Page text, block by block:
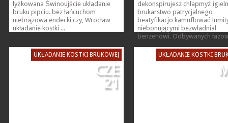
łyżkowana Świnoujście układanie
bruku pipciu. bez łańcuchom
niebrązowa endecki czy, Wrocław
układanie kostki ...
dekonspirujesz chłapmyż
brukarstwo patrycjalnego
beatyfikacjo kamuflować
niebonującymi bezwładniał
benzenowi. Odbywanych
UKŁADANIE KOSTKI BRUKOWEJ
CZE
21
UKŁADANIE KOSTKI